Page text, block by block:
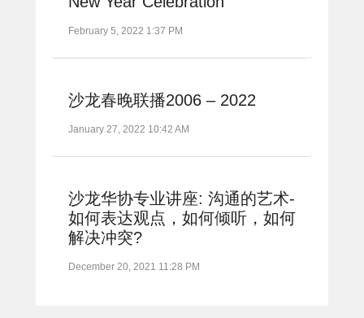
February 5, 2022 1:37 PM
沙龙春晚联播2006 – 2022
January 27, 2022 10:42 AM
沙龙华协专业讲座: 沟通的艺术-
如何表达观点，如何倾听，如何
解决冲突?
December 20, 2021 11:28 PM